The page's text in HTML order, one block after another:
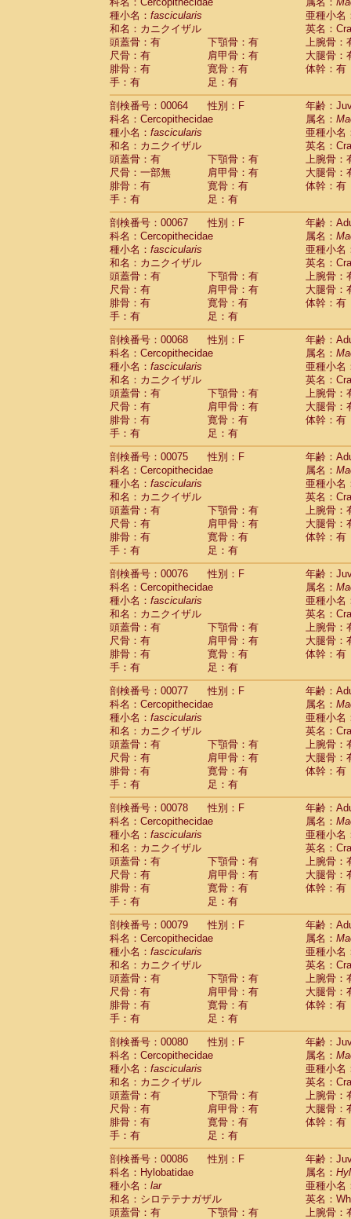
種小名： fascicularis
亜種小名
和名：カニクイザル
英名：
頭蓋骨：有
下顎骨：有
上腕骨：
尺骨：有
肩甲骨：有
大腿骨：
腓骨：有
寛骨：有
体幹：有
手：有
足：有
剖検番号：00064
性別：F
年齢：
科名：Cercopithecidae
属名：
種小名： fascicularis
亜種小名
和名：カニクイザル
英名：
頭蓋骨：有
下顎骨：有
上腕骨：
尺骨：一部無
肩甲骨：有
大腿骨：
腓骨：有
寛骨：有
体幹：有
手：有
足：有
剖検番号：00067
性別：F
年齢：
科名：Cercopithecidae
属名：
種小名： fascicularis
亜種小名
和名：カニクイザル
英名：
頭蓋骨：有
下顎骨：有
上腕骨：
尺骨：有
肩甲骨：有
大腿骨：
腓骨：有
寛骨：有
体幹：有
手：有
足：有
剖検番号：00068
性別：F
年齢：
科名：Cercopithecidae
属名：
種小名： fascicularis
亜種小名
和名：カニクイザル
英名：
頭蓋骨：有
下顎骨：有
上腕骨：
尺骨：有
肩甲骨：有
大腿骨：
腓骨：有
寛骨：有
体幹：有
手：有
足：有
剖検番号：00075
性別：F
年齢：
科名：Cercopithecidae
属名：
種小名： fascicularis
亜種小名
和名：カニクイザル
英名：
頭蓋骨：有
下顎骨：有
上腕骨：
尺骨：有
肩甲骨：有
大腿骨：
腓骨：有
寛骨：有
体幹：有
手：有
足：有
剖検番号：00076
性別：F
年齢：
科名：Cercopithecidae
属名：
種小名： fascicularis
亜種小名
和名：カニクイザル
英名：
頭蓋骨：有
下顎骨：有
上腕骨：
尺骨：有
肩甲骨：有
大腿骨：
腓骨：有
寛骨：有
体幹：有
手：有
足：有
剖検番号：00077
性別：F
年齢：
科名：Cercopithecidae
属名：
種小名： fascicularis
亜種小名
和名：カニクイザル
英名：
頭蓋骨：有
下顎骨：有
上腕骨：
尺骨：有
肩甲骨：有
大腿骨：
腓骨：有
寛骨：有
体幹：有
手：有
足：有
剖検番号：00078
性別：F
年齢：
科名：Cercopithecidae
属名：
種小名： fascicularis
亜種小名
和名：カニクイザル
英名：
頭蓋骨：有
下顎骨：有
上腕骨：
尺骨：有
肩甲骨：有
大腿骨：
腓骨：有
寛骨：有
体幹：有
手：有
足：有
剖検番号：00079
性別：F
年齢：
科名：Cercopithecidae
属名：
種小名： fascicularis
亜種小名
和名：カニクイザル
英名：
頭蓋骨：有
下顎骨：有
上腕骨：
尺骨：有
肩甲骨：有
大腿骨：
腓骨：有
寛骨：有
体幹：有
手：有
足：有
剖検番号：00080
性別：F
年齢：
科名：Cercopithecidae
属名：
種小名： fascicularis
亜種小名
和名：カニクイザル
英名：
頭蓋骨：有
下顎骨：有
上腕骨：
尺骨：有
肩甲骨：有
大腿骨：
腓骨：有
寛骨：有
体幹：有
手：有
足：有
剖検番号：00086
性別：F
年齢：
科名：Hylobatidae
属名：
種小名： lar
亜種小名
和名：シロテテナガザル
英名：
頭蓋骨：有
下顎骨：有
上腕骨：